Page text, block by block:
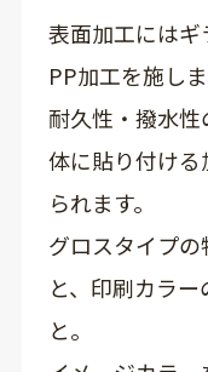
表面加工には
PP加工を施しま
耐久性・撥水
体に貼り付け
られます。
グロスタイプ
と、印刷カラ
と。